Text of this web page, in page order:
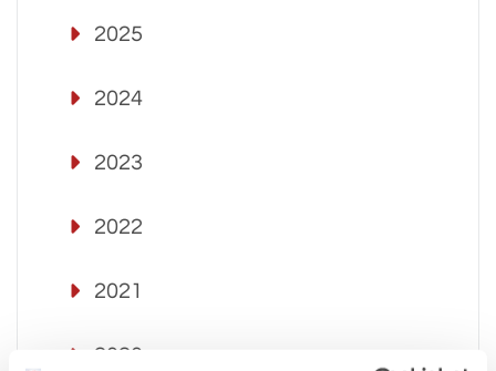
2025
2024
2023
2022
2021
2020